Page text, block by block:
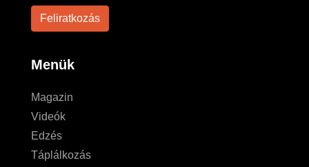
Menük
Magazin
Videók
Edzés
Táplálkozás